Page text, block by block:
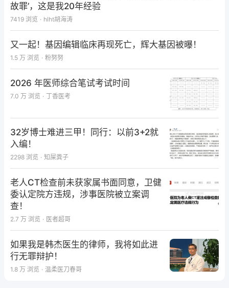
故罪’，这是我20年经验
7419 浏览 · hlht胡海涛
又一起！基因编辑临床再现死亡，辉大基因被曝！
1.5 万 浏览 · 粉努努
2026 年医师综合笔试考试时间
7.0 万 浏览 · 丁香医考
32岁博士难进三甲！同行：以前3+2就
入编！
2298 浏览 · 知屎粪子
老人CT检查前未获家属书面同意，卫健
委认定院方违规，涉事医院被立案调
查！
2.7 万 浏览 · 医者超哥
如果我是韩杰医生的律师，我将如此进
行无罪辩护！
1.8 万 浏览 · 温柔医刀春哥